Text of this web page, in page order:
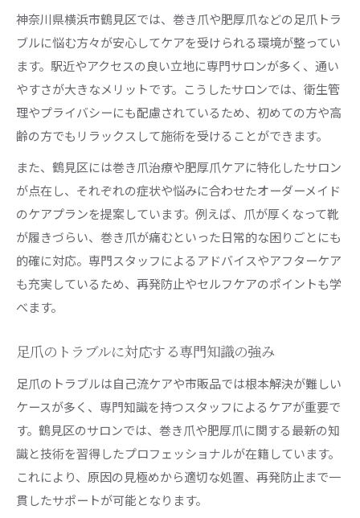
神奈川県横浜市鶴見区では、巻き爪や肥厚爪などの足爪トラ
ブルに悩む方々が安心してケアを受けられる環境が整ってい
ます。駅近やアクセスの良い立地に専門サロンが多く、通い
やすさが大きなメリットです。こうしたサロンでは、衛生管
理やプライバシーにも配慮されているため、初めての方や高
齢の方でもリラックスして施術を受けることができます。
また、鶴見区には巻き爪治療や肥厚爪ケアに特化したサロン
が点在し、それぞれの症状や悩みに合わせたオーダーメイド
のケアプランを提案しています。例えば、爪が厚くなって靴
が履きづらい、巻き爪が痛むといった日常的な困りごとにも
的確に対応。専門スタッフによるアドバイスやアフターケア
も充実しているため、再発防止やセルフケアのポイントも学
べます。
足爪のトラブルに対応する専門知識の強み
足爪のトラブルは自己流ケアや市販品では根本解決が難しい
ケースが多く、専門知識を持つスタッフによるケアが重要で
す。鶴見区のサロンでは、巻き爪や肥厚爪に関する最新の知
識と技術を習得したプロフェッショナルが在籍しています。
これにより、原因の見極めから適切な処置、再発防止まで一
貫したサポートが可能となります。